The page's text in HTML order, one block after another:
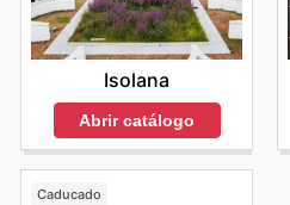
Isolana
Abrir catálogo
Caducado